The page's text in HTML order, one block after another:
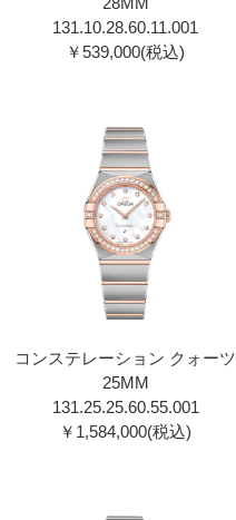
131.10.28.60.11.001
￥539,000(税込)
コンステレーション クォーツ
25MM
131.25.25.60.55.001
￥1,584,000(税込)